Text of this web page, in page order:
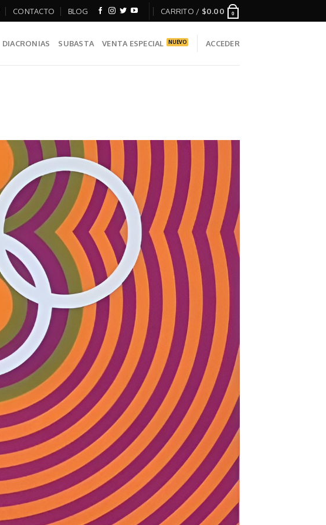
CONTACTO BLOG CARRITO / $0.00 0
DIACRONIAS SUBASTA VENTA ESPECIAL ACCEDER